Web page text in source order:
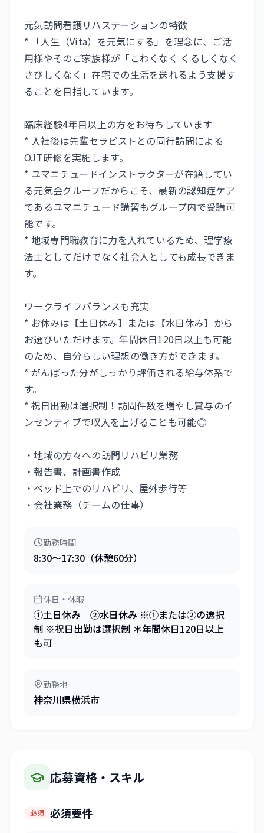
元気訪問看護リハステーションの特徴
* 「人生（Vita）を元気にする」を理念に、ご活
用様やそのご家族様が「こわくなく くるしくなく
さびしくなく」在宅での生活を送れるよう支援す
ることを目指しています。
臨床経験4年目以上の方をお待ちしています
* 入社後は先輩セラピストとの同行訪問による
OJT研修を実施します。
* ユマニチュードインストラクターが在籍してい
る元気会グループだからこそ、最新の認知症ケア
であるユマニチュード講習もグループ内で受講可
能です。
* 地域専門職教育に力を入れているため、理学療
法士としてだけでなく社会人としても成長できま
す。
ワークライフバランスも充実
* お休みは【土日休み】または【水日休み】から
お選びいただけます。年間休日120日以上も可能
のため、自分らしい理想の働き方ができます。
* がんばった分がしっかり評価される給与体系で
す。
* 祝日出勤は選択制！訪問件数を増やし賞与のイ
ンセンティブで収入を上げることも可能◎
・地域の方々への訪問リハビリ業務
・報告書、計画書作成
・ベッド上でのリハビリ、屋外歩行等
・会社業務（チームの仕事）
勤務時間
8:30～17:30（休憩60分）
休日・休暇
①土日休み ②水日休み ※①または②の選択
制 ※祝日出勤は選択制 ＊年間休日120日以上
も可
勤務地
神奈川県横浜市
応募資格・スキル
必須 必須要件